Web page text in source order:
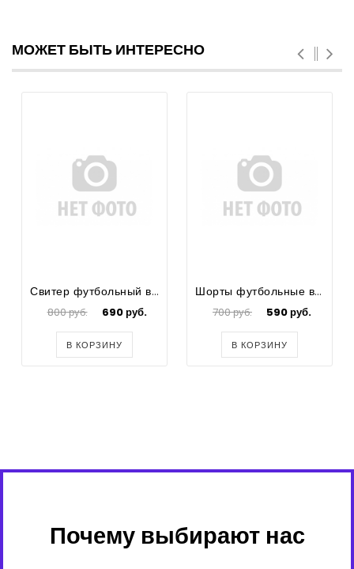
МОЖЕТ БЫТЬ ИНТЕРЕСНО
Свитер футбольный вратарский василек детский
800 руб. 690 руб.
В КОРЗИНУ
Шорты футбольные вратарские черные
700 руб. 590 руб.
В КОРЗИНУ
Почему выбирают нас